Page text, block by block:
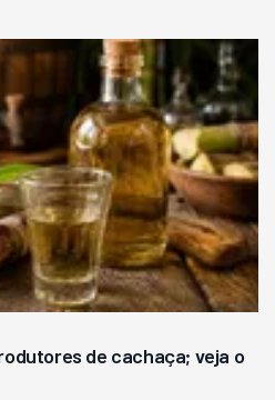
de cachaça; veja o